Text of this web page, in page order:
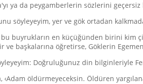
ya da peygamberlerin sözlerini
söyleyeyim, yer ve gök ortadan
buyrukların en küçüğünden birini kim
ve başkalarına öğretirse, Göklerin
Doğruluğunuz din bilginleriyle
‹Adam öldürmeyeceksin. Öldüren